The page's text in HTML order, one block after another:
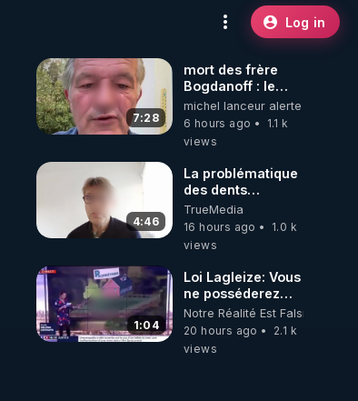
Log in
7:28
mort des frère
Bogdanoff : le
mensonge d état
michel lanceur alerte
6 hours ago
1.1 k
views
4:46
La problématique
des dents
dévitalisées et
des implants
TrueMedia
16 hours ago
1.0 k
views
1:04
Loi Lagleize: Vous
ne posséderez
plus rien et vous
serez heureux !
Notre Réalité Est Falsifiée Et
20 hours ago
2.1 k
views